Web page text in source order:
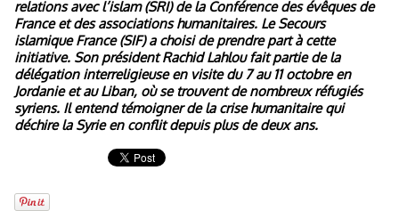
relations avec l’islam (SRI) de la Conférence des évêques de
France et des associations humanitaires. Le Secours
islamique France (SIF) a choisi de prendre part à cette
initiative. Son président Rachid Lahlou fait partie de la
délégation interreligieuse en visite du 7 au 11 octobre en
Jordanie et au Liban, où se trouvent de nombreux réfugiés
syriens. Il entend témoigner de la crise humanitaire qui
déchire la Syrie en conflit depuis plus de deux ans.